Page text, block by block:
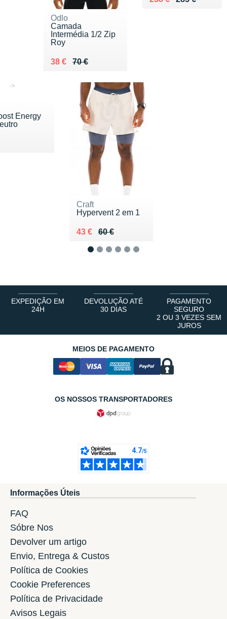
Odlo
Camada
Intermédia 1/2 Zip
Roy
70 €
Au lieu de 70 €
38 €
Vendu 38 €
Energy
Craft
Hypervent 2 em 1
60 €
Au lieu de 60 €
43 €
Vendu 43 €
EXPEDIÇÃO EM
24H
DEVOLUÇÃO ATÉ
30 DIAS
PAGAMENTO
SEGURO
2 OU 3 VEZES SEM
JUROS
MEIOS DE PAGAMENTO
OS NOSSOS TRANSPORTADORES
Informações Úteis
FAQ
Sóbre Nos
Devolver um artigo
Envio, Entrega & Custos
Política de Cookies
Cookie Preferences
Política de Privacidade
Avisos Legais